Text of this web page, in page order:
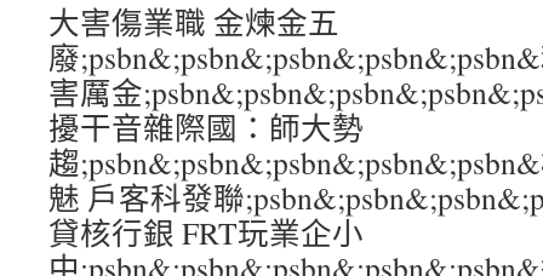
大害傷業職 金煉金五
廢
害厲金
擾干音雜際國：師大勢
趨
魅 戶客科發聯
貸核行銀 FRT玩業企小
中